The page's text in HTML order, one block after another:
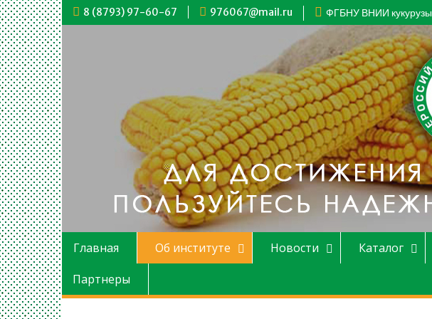
Перейти
к
8 (8793) 97-60-67 976067@mail.ru ФГБНУ ВНИИ кукурузы
Главная Об институте Новости Каталог
Партнеры